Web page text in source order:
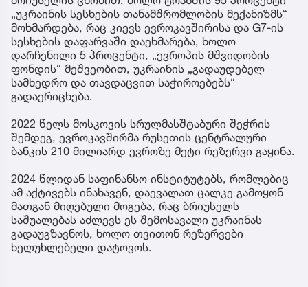
„უკრაინის სესხების თანამშრომლობის მექანიზმს“
მოხმარდება, რაც კიევს ევროკავშირისა და G7-ის
სესხების დაფარვაში დაეხმარება, ხოლო
დარჩენილი 5 პროცენტი, „ევროპის მშვიდობის
ფონდის“ მეშვეობით, უკრაინის „გადაუდებელ
სამხედრო და თავდაცვით საჭიროებებს“
გადაერიცხება.
2022 წელს მოსკოვის სრულმასშტაბური შეჭრის
შემდეგ, ევროკავშირმა რუსეთის ცენტრალური
ბანკის 210 მილიარდ ევროზე მეტი რეზერვი გაყინა.
2024 წლიდან საფინანსო ინსტიტუტებს, რომლებიც
ამ აქტივებს ინახავენ, დაევალათ ცალკე გამოყონ
მათგან მიღებული მოგება, რაც ბრიუსელს
საშუალებას აძლევს ეს შემოსავალი უკრაინას
გადაუგზავნოს, ხოლო თვითონ რეზერვები
ხელუხლებელი დატოვოს.